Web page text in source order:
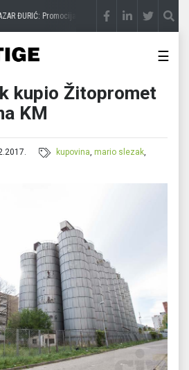
ĐURIĆ: Promocija potencijal pretvara u destinaciju
☰
kupio Žitopromet
KM
kupovina,mario slezak,